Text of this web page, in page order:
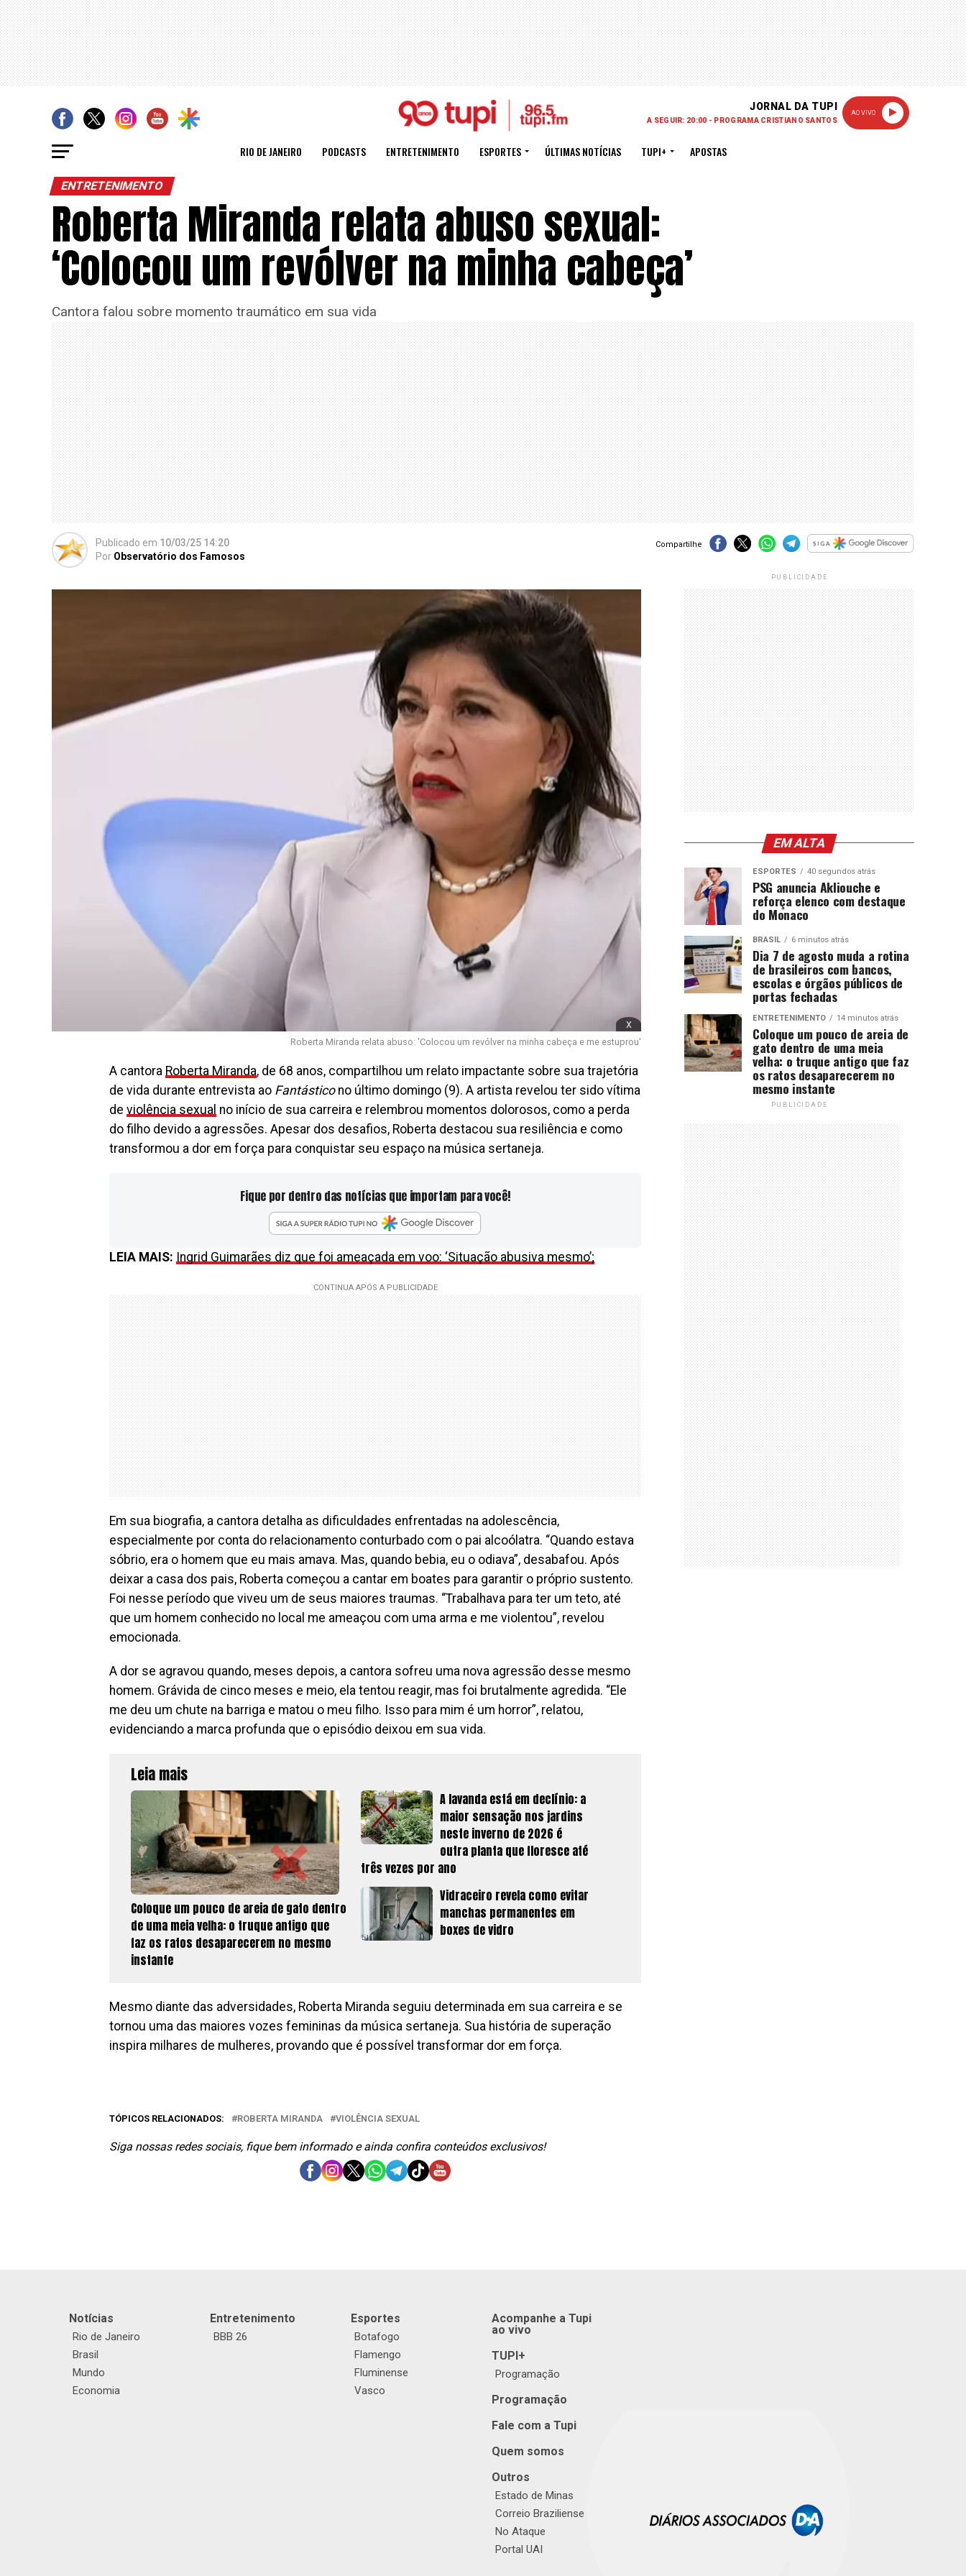
JORNAL DA TUPI
A SEGUIR: 20:00 - PROGRAMA CRISTIANO SANTOS
AO VIVO
RIO DE JANEIRO PODCASTS ENTRETENIMENTO ESPORTES ÚLTIMAS NOTÍCIAS TUPI+ APOSTAS
ENTRETENIMENTO
Roberta Miranda relata abuso sexual:
‘Colocou um revólver na minha cabeça’
Cantora falou sobre momento traumático em sua vida
Publicado em 10/03/25 14:20
Por Observatório dos Famosos
Compartilhe
x
Roberta Miranda relata abuso: 'Colocou um revólver na minha cabeça e me estuprou'
A cantora Roberta Miranda, de 68 anos, compartilhou um relato impactante sobre sua trajetória
de vida durante entrevista ao Fantásticono último domingo (9). A artista revelou ter sido vítima
de violência sexual no início de sua carreira e relembrou momentos dolorosos, como a perda
do filho devido a agressões. Apesar dos desafios, Roberta destacou sua resiliência e como
transformou a dor em força para conquistar seu espaço na música sertaneja.
Fique por dentro das notícias que importam para você!
LEIA MAIS: Ingrid Guimarães diz que foi ameaçada em voo: ‘Situação abusiva mesmo’;
Em sua biografia, a cantora detalha as dificuldades enfrentadas na adolescência,
especialmente por conta do relacionamento conturbado com o pai alcoólatra. “Quando estava
sóbrio, era o homem que eu mais amava. Mas, quando bebia, eu o odiava”, desabafou. Após
deixar a casa dos pais, Roberta começou a cantar em boates para garantir o próprio sustento.
Foi nesse período que viveu um de seus maiores traumas. “Trabalhava para ter um teto, até
que um homem conhecido no local me ameaçou com uma arma e me violentou”, revelou
emocionada.
A dor se agravou quando, meses depois, a cantora sofreu uma nova agressão desse mesmo
homem. Grávida de cinco meses e meio, ela tentou reagir, mas foi brutalmente agredida. “Ele
me deu um chute na barriga e matou o meu filho. Isso para mim é um horror”, relatou,
evidenciando a marca profunda que o episódio deixou em sua vida.
Leia mais
Coloque um pouco de areia de gato dentro
de uma meia velha: o truque antigo que
faz os ratos desaparecerem no mesmo
instante
A lavanda está em declínio: a
maior sensação nos jardins
neste inverno de 2026 é
outra planta que floresce até
três vezes por ano
Vidraceiro revela como evitar
manchas permanentes em
boxes de vidro
Mesmo diante das adversidades, Roberta Miranda seguiu determinada em sua carreira e se
tornou uma das maiores vozes femininas da música sertaneja. Sua história de superação
inspira milhares de mulheres, provando que é possível transformar dor em força.
TÓPICOS RELACIONADOS: ROBERTA MIRANDA VIOLÊNCIA SEXUAL
Siga nossas redes sociais, fique bem informado e ainda confira conteúdos exclusivos!
PUBLICIDADE
EM ALTA
ESPORTES 40 segundos atrás
PSG anuncia Akliouche e
reforça elenco com destaque
do Monaco
BRASIL 6 minutos atrás
Dia 7 de agosto muda a rotina
de brasileiros com bancos,
escolas e órgãos públicos de
portas fechadas
ENTRETENIMENTO 14 minutos atrás
Coloque um pouco de areia de
gato dentro de uma meia
velha: o truque antigo que faz
os ratos desaparecerem no
mesmo instante
PUBLICIDADE
Notícias
Rio de Janeiro
Brasil
Mundo
Economia
Entretenimento
BBB 26
Esportes
Botafogo
Flamengo
Fluminense
Vasco
Acompanhe a Tupi
ao vivo
TUPI+
Programação
Programação
Fale com a Tupi
Quem somos
Outros
Estado de Minas
Correio Braziliense
No Ataque
Portal UAI